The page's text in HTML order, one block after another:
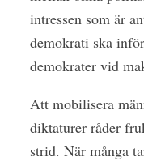
intressen som är
demokrati ska
demokrater vid
Att mobilisera
diktaturer råder
strid. När många